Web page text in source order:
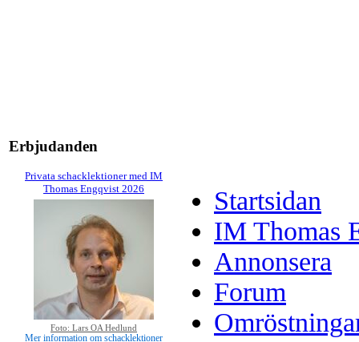
Erbjudanden
Privata schacklektioner med IM
Thomas Engqvist 2026
Foto: Lars OA Hedlund
Mer information om schacklektioner
Startsidan
IM Thomas
Annonsera
Forum